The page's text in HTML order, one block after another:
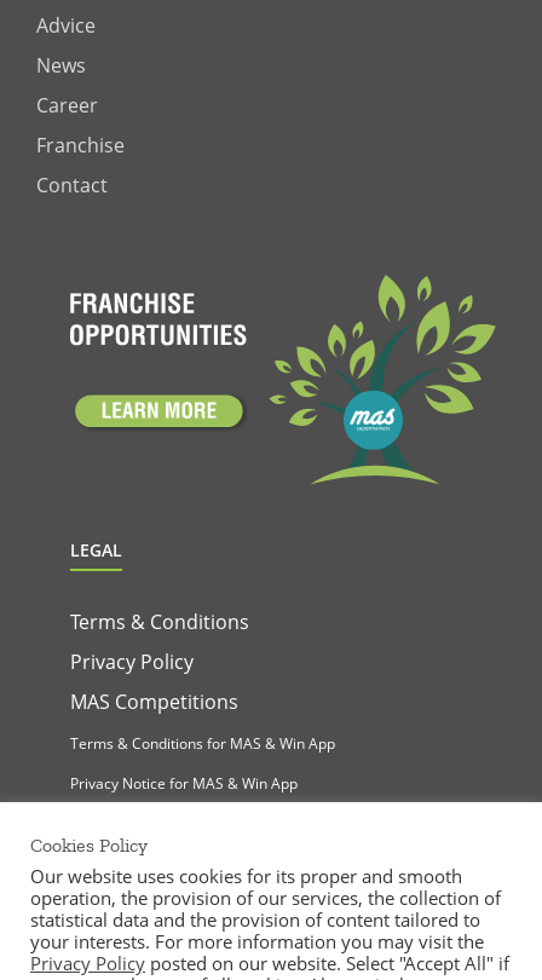
Advice
News
Career
Franchise
Contact
LEGAL
Terms & Conditions
Privacy Policy
MAS Competitions
Terms & Conditions for MAS & Win App
Privacy Notice for MAS & Win App
MAS Supermarkets Ltd | All Rights Reserved |
Cookies Policy
Our website uses cookies for its proper and smooth
operation, the provision of our services, the collection of
statistical data and the provision of content tailored to
your interests. For more information you may visit the
Privacy Policy posted on our website. Select "Accept All" if